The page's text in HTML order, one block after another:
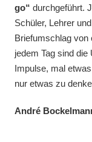
go“ durchgeführt.
Schüler, Lehrer
Briefumschlag von
jedem Tag sind
Impulse, mal
nur etwas zu
André